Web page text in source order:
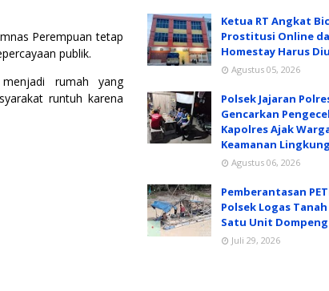
Perempuan tetap
publik.
rumah yang
runtuh karena
Ketua RT Angkat
Prostitusi Online
Homestay Harus
Agustus 05, 2026
Polsek Jajaran
Gencarkan
Kapolres Ajak
Keamanan
Agustus 06, 2026
Pemberantasan
Polsek Logas
Satu Unit
Juli 29, 2026